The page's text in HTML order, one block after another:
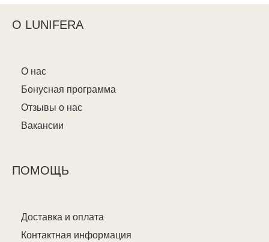
О LUNIFERA
О нас
Бонусная программа
Отзывы о нас
Вакансии
ПОМОЩЬ
Доставка и оплата
Контактная информация